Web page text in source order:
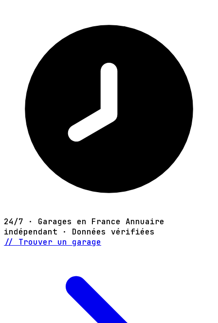
24/7 · Garages en France Annuaire
indépendant · Données vérifiées
// Trouver un garage